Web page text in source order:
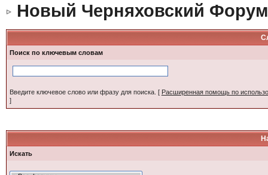
Новый Черняховский Форум
Поиск по ключевым словам
Введите ключевое слово или фразу для поиска. [ Расширенная помощь по
]
Искать